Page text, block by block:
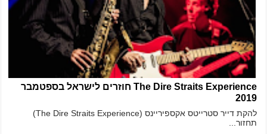
The Dire Straits Experience חוזרים לישראל בספטמבר
2019
להקת דייר סטרייטס אקספיריינס (The Dire Straits Experience)
תחזור...